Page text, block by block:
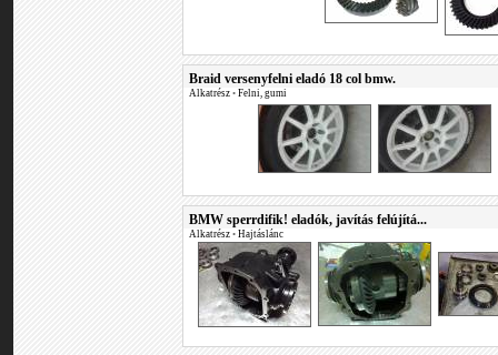
Braid versenyfelni eladó 18 col bmw.
Alkatrész • Felni, gumi
BMW sperrdifik! eladók, javítás felújítá...
Alkatrész • Hajtáslánc